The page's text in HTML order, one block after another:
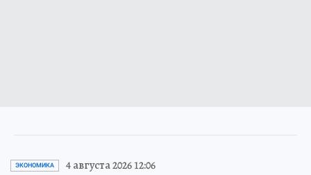
ЭКОНОМИКА 4 августа 2026 12:06